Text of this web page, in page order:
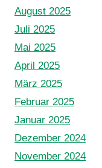
August 2025
Juli 2025
Mai 2025
April 2025
März 2025
Februar 2025
Januar 2025
Dezember 2024
November 2024